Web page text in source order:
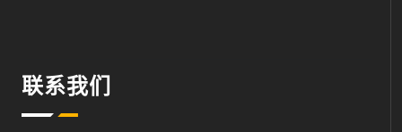
联系我们